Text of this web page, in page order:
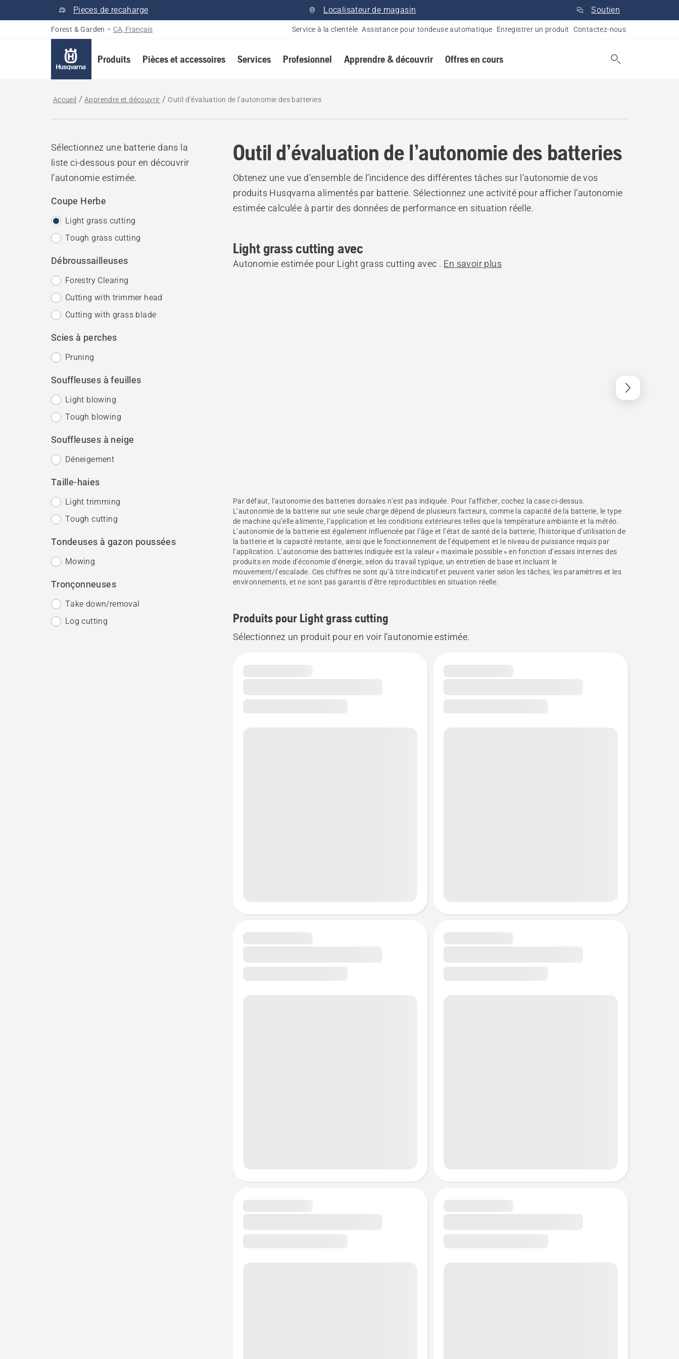
Pieces de recaharge Localisateur de magasin Soutien
Forest & Garden – CA, Français Service à la clientèle Assistance pour tondeuse automatique Enregistrer un produit Contactez-nous
Produits Pièces et accessoires Services Profesionnel Apprendre & découvrir Offres en cours
Accueil Apprendre et découvrir Outil d’évaluation de l’autonomie des batteries
Sélectionnez une batterie dans la
liste ci-dessous pour en découvrir
l’autonomie estimée.
Coupe Herbe
Light grass cutting
Tough grass cutting
Débroussailleuses
Forestry Clearing
Cutting with trimmer head
Cutting with grass blade
Scies à perches
Pruning
Souffleuses à feuilles
Light blowing
Tough blowing
Souffleuses à neige
Déneigement
Taille-haies
Light trimming
Tough cutting
Tondeuses à gazon poussées
Mowing
Tronçonneuses
Take down/removal
Log cutting
Outil d’évaluation de l’autonomie des batteries
Obtenez une vue d’ensemble de l’incidence des différentes tâches sur l’autonomie de vos
produits Husqvarna alimentés par batterie. Sélectionnez une activité pour afficher l’autonomie
estimée calculée à partir des données de performance en situation réelle.
Light grass cutting avec
Autonomie estimée pour Light grass cutting avec . En savoir plus
Par défaut, l’autonomie des batteries dorsales n’est pas indiquée. Pour l’afficher, cochez la case ci-dessus.
L’autonomie de la batterie sur une seule charge dépend de plusieurs facteurs, comme la capacité de la batterie, le type
de machine qu’elle alimente, l’application et les conditions extérieures telles que la température ambiante et la météo.
L’autonomie de la batterie est également influencée par l’âge et l’état de santé de la batterie, l’historique d’utilisation de
la batterie et la capacité restante, ainsi que le fonctionnement de l’équipement et le niveau de puissance requis par
l’application. L’autonomie des batteries indiquée est la valeur « maximale possible » en fonction d’essais internes des
produits en mode d’économie d’énergie, selon du travail typique, un entretien de base et incluant le
mouvement/l’escalade. Ces chiffres ne sont qu’à titre indicatif et peuvent varier selon les tâches, les paramètres et les
environnements, et ne sont pas garantis d’être reproductibles en situation réelle.
Produits pour Light grass cutting
Sélectionnez un produit pour en voir l’autonomie estimée.